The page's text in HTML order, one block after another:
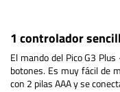
1 controlador
El mando del Pico G3
botones. Es muy fácil de
con 2 pilas AAA y se